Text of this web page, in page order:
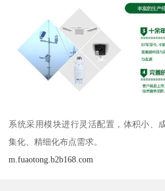
系统采用模块进行灵活配置，体积小、
集化、精细化布点需求。
m.fuaotong.b2b168.com